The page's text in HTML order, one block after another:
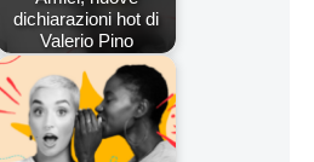
dichiarazioni hot di
Valerio Pino